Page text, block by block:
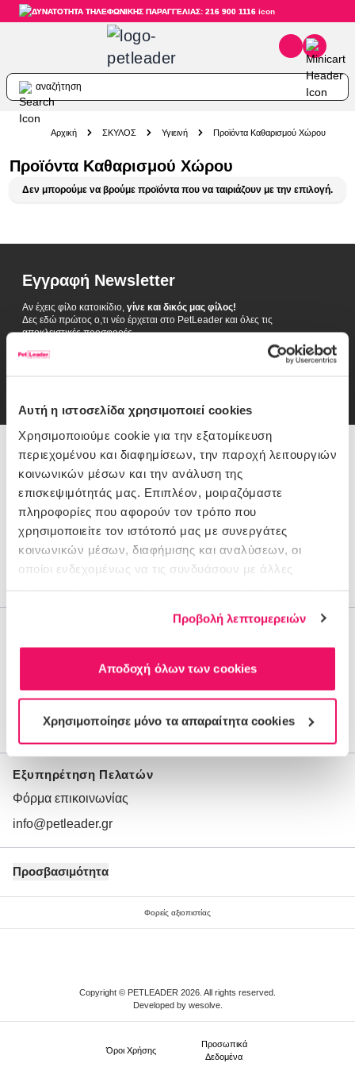
Αυτή η ιστοσελίδα χρησιμοποιεί cookies
Χρησιμοποιούμε cookie για την εξατομίκευση
περιεχομένου και διαφημίσεων, την παροχή λειτουργιών
κοινωνικών μέσων και την ανάλυση της
επισκεψιμότητάς μας. Επιπλέον, μοιραζόμαστε
πληροφορίες που αφορούν τον τρόπο που
χρησιμοποιείτε τον ιστότοπό μας με συνεργάτες
κοινωνικών μέσων, διαφήμισης και αναλύσεων, οι
οποίοι ενδεχομένως να τις συνδυάσουν με άλλες
Προβολή λεπτομερειών
Αποδοχή όλων των cookies
Χρησιμοποίησε μόνο τα απαραίτητα cookies
ΔΥΝΑΤΟΤΗΤΑ ΤΗΛΕΦΩΝΙΚΗΣ ΠΑΡΑΓΓΕΛΙΑΣ: 216 900 1116
Skip to Content
αναζήτηση
Αρχική ΣΚΥΛΟΣ Υγιεινή Προϊόντα Καθαρισμού Χώρου
Προϊόντα Καθαρισμού Χώρου
Δεν μπορούμε να βρούμε προϊόντα που να ταιριάζουν με την επιλογή.
Εγγραφή Newsletter
Αν έχεις φίλο κατοικίδιο, γίνε και δικός μας φίλος!
Δες εδώ πρώτος ο,τι νέο έρχεται στο PetLeader και όλες τις
αποκλειστικές προσφορές.
216 900 1116
Θέλεις Βοήθεια;
Πώς πληρώνω
Παραδόσεις/Επιστροφές
Ο λογαριασμός μου
Προσωπικά Δεδομένα
Ποιοι είμαστε
Εξυπηρέτηση Πελατών
Φόρμα επικοινωνίας
info@petleader.gr
Προσβασιμότητα
Φορείς αξιοπιστίας
Copyright © PETLEADER 2026. All rights reserved.
Developed by wesolve.
Όροι Xρήσης
Προσωπικά
Δεδομένα